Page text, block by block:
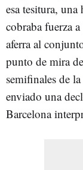
esa tesitura,
cobraba fuerza
aferra al
punto de mira
semifinales de
enviado una
Barcelona